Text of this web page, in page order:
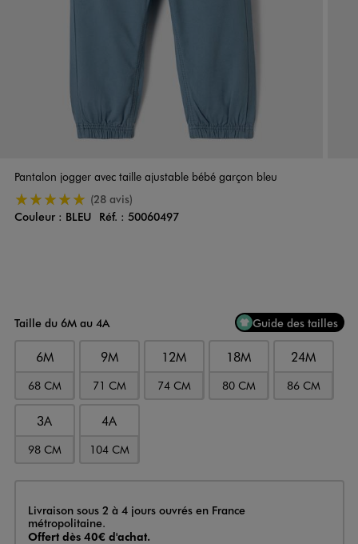
Pantalon jogger avec taille ajustable bébé garçon bleu
5/5 de moyenne(28 avis)
Couleur
Couleur : BLEU Réf. : 50060497
Taille du 6M au 4A Guide des tailles
6M
68 CM
9M
71 CM
12M
74 CM
18M
80 CM
24M
86 CM
3A
98 CM
4A
104 CM
Livraison
Livraison sous 2 à 4 jours ouvrés en France
métropolitaine.
Offert dès 40€ d'achat.